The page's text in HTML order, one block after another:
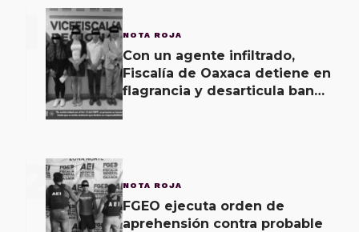
NOTA ROJA
Con un agente infiltrado,
Fiscalía de Oaxaca detiene en
flagrancia y desarticula banda
2 NOTA ROJA
FGEO ejecuta orden de
aprehensión contra probable